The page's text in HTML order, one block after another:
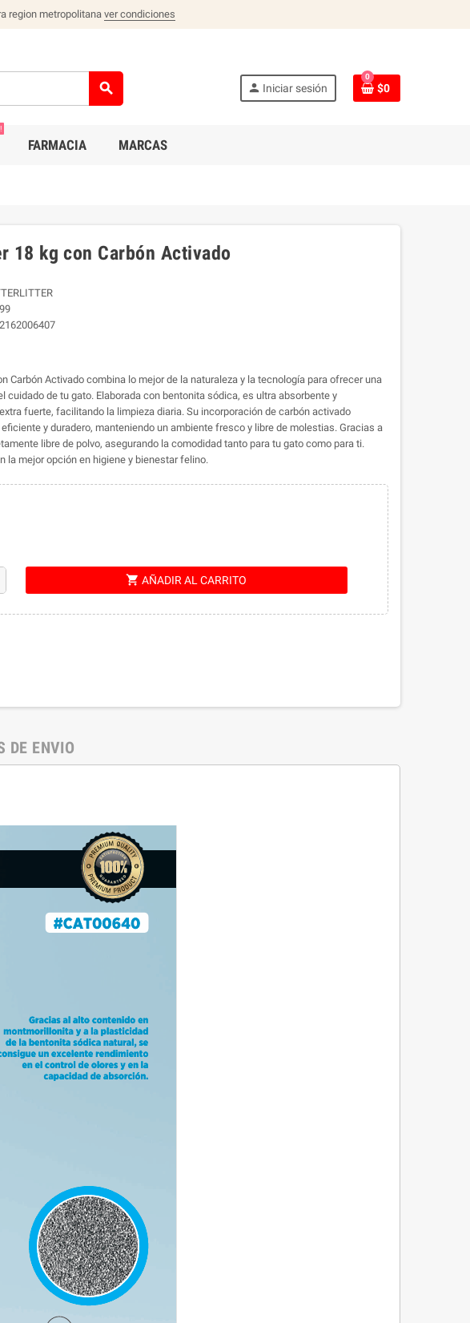
region metropolitana ver condiciones
search person Iniciar sesión
0
$0
FARMACIA MARCAS
18 kg con Carbón Activado
Carbón Activado combina lo mejor de la naturaleza y la tecnología para ofrecer una
cuidado de tu gato. Elaborada con bentonita sódica, es ultra absorbente y
fuerte, facilitando la limpieza diaria. Su incorporación de carbón activado
y duradero, manteniendo un ambiente fresco y libre de molestias. Gracias a
libre de polvo, asegurando la comodidad tanto para tu gato como para ti.
la mejor opción en higiene y bienestar felino.
shopping_cart AÑADIR AL CARRITO
DE ENVIO